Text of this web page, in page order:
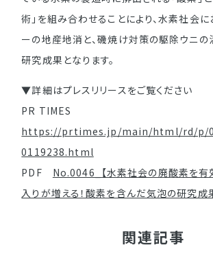
術」を組み合わせることにより、水素社会
ーの地産地消と、磯焼け対策の駆除ウニの
研究成果となります。
▼詳細はプレスリリースをご覧ください
PR TIMES
https://prtimes.jp/main/html/rd/p/
0119238.html
PDF No.0046_【水素社会の廃酸素を有
入りが増える！酸素を含んだ気泡の研究成
関連記事